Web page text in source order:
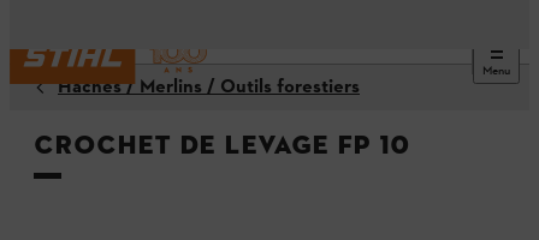
Menu
Haches / Merlins / Outils forestiers
Crochet de levage FP 10